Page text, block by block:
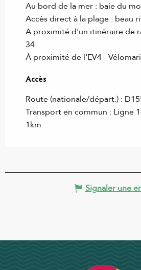
Au bord de la mer : baie du
Accès direct à la plage : beau
A proximité d'un itinéraire de
34
À proximité de l'EV4 -
Accès
Accès
Route (nationale/départ.) :
Transport en commun : Ligne
1km
Signaler une